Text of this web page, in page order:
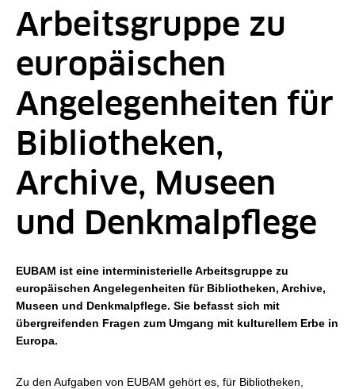
Arbeitsgruppe zu
europäischen
Angelegenheiten für
Bibliotheken,
Archive, Museen
und Denkmalpflege
EUBAM ist eine interministerielle Arbeitsgruppe zu
europäischen Angelegenheiten für Bibliotheken, Archive,
Museen und Denkmalpflege. Sie befasst sich mit
übergreifenden Fragen zum Umgang mit kulturellem Erbe in
Europa.
Zu den Aufgaben von EUBAM gehört es, für Bibliotheken,